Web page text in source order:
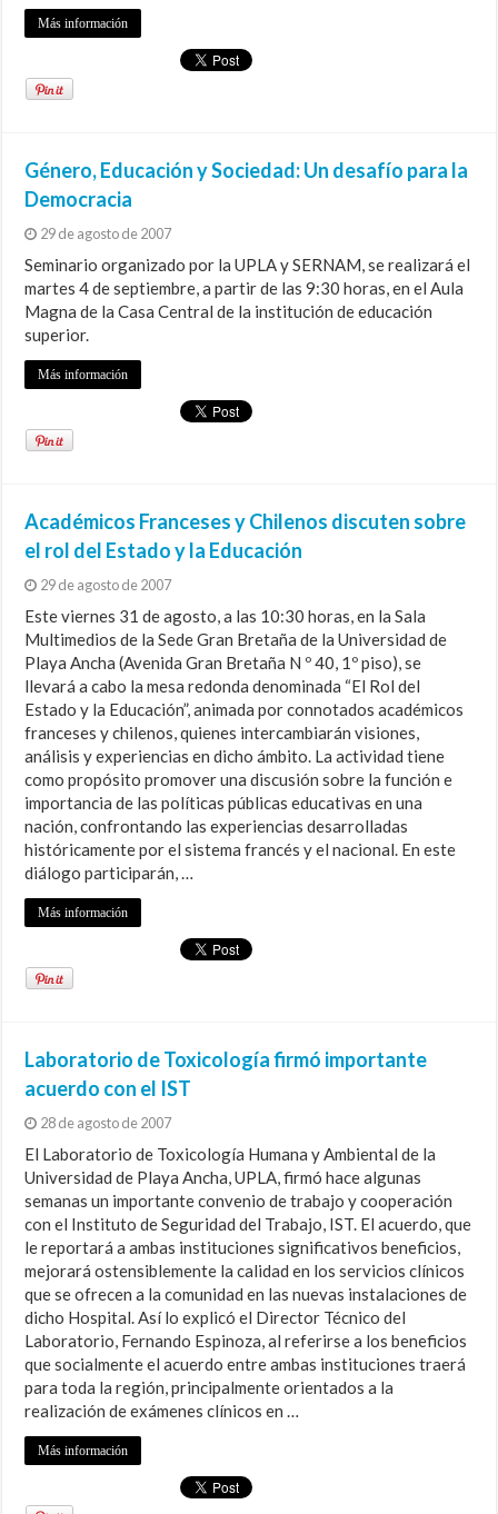
Más información
Género, Educación y Sociedad: Un desafío para la
Democracia
29 de agosto de 2007
Seminario organizado por la UPLA y SERNAM, se realizará el
martes 4 de septiembre, a partir de las 9:30 horas, en el Aula
Magna de la Casa Central de la institución de educación
superior.
Más información
Académicos Franceses y Chilenos discuten sobre
el rol del Estado y la Educación
29 de agosto de 2007
Este viernes 31 de agosto, a las 10:30 horas, en la Sala
Multimedios de la Sede Gran Bretaña de la Universidad de
Playa Ancha (Avenida Gran Bretaña N º 40, 1º piso), se
llevará a cabo la mesa redonda denominada “El Rol del
Estado y la Educación”, animada por connotados académicos
franceses y chilenos, quienes intercambiarán visiones,
análisis y experiencias en dicho ámbito. La actividad tiene
como propósito promover una discusión sobre la función e
importancia de las políticas públicas educativas en una
nación, confrontando las experiencias desarrolladas
históricamente por el sistema francés y el nacional. En este
diálogo participarán, …
Más información
Laboratorio de Toxicología firmó importante
acuerdo con el IST
28 de agosto de 2007
El Laboratorio de Toxicología Humana y Ambiental de la
Universidad de Playa Ancha, UPLA, firmó hace algunas
semanas un importante convenio de trabajo y cooperación
con el Instituto de Seguridad del Trabajo, IST. El acuerdo, que
le reportará a ambas instituciones significativos beneficios,
mejorará ostensiblemente la calidad en los servicios clínicos
que se ofrecen a la comunidad en las nuevas instalaciones de
dicho Hospital. Así lo explicó el Director Técnico del
Laboratorio, Fernando Espinoza, al referirse a los beneficios
que socialmente el acuerdo entre ambas instituciones traerá
para toda la región, principalmente orientados a la
realización de exámenes clínicos en …
Más información